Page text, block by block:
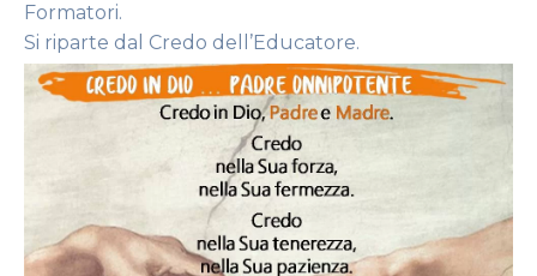
Formatori.
Si riparte dal Credo dell’Educatore.